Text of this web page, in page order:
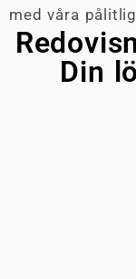
med våra
Din